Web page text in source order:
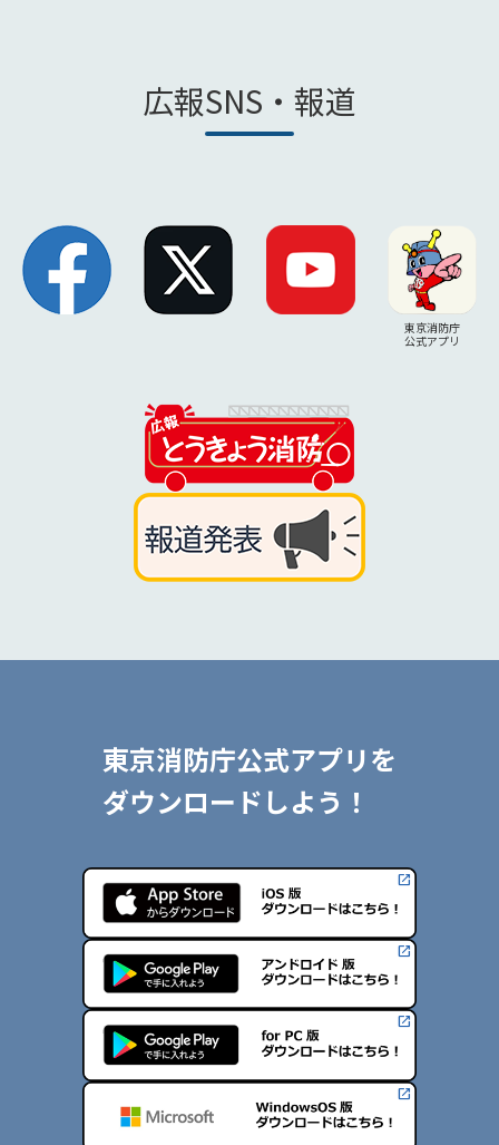
広報SNS・報道
東京消防庁
公式アプリ
東京消防庁公式アプリを
ダウンロードしよう！